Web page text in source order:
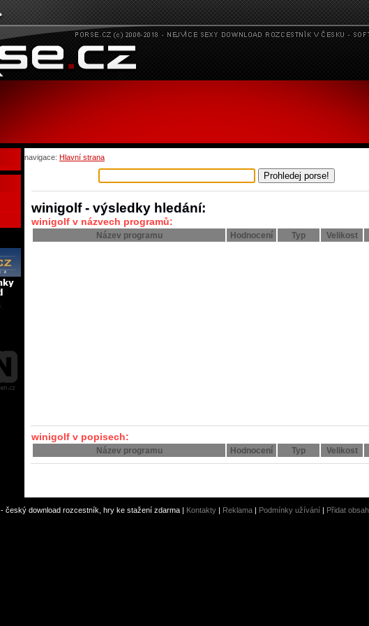
navigace: Hlavní strana
winigolf - výsledky hledání:
winigolf v názvech programů:
Název programu Hodnocení Typ Velikost
winigolf v popisech:
Název programu Hodnocení Typ Velikost
- český download rozcestník, hry ke stažení zdarma | Kontakty | Reklama | Podmínky užívání | Přidat obsah